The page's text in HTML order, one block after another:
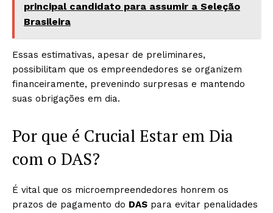
principal candidato para assumir a Seleção
Brasileira
Essas estimativas, apesar de preliminares,
possibilitam que os empreendedores se organizem
financeiramente, prevenindo surpresas e mantendo
suas obrigações em dia.
Por que é Crucial Estar em Dia
com o DAS?
É vital que os microempreendedores honrem os
prazos de pagamento do DAS para evitar penalidades